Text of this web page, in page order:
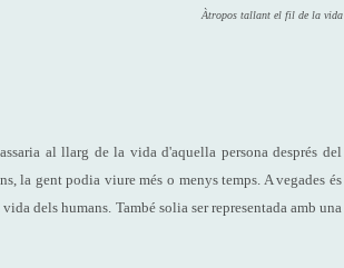
Àtropos tallant el fil de la vida
al llarg de la vida d'aquella persona després del
la gent podia viure més o menys temps. A vegades és
dels humans. També solia ser representada amb una